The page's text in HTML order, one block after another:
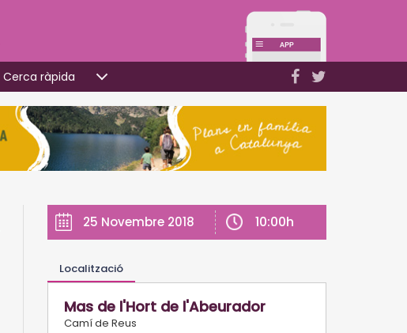
Cerca ràpida
25 Novembre 2018 10:00h
Localització
Mas de l'Hort de l'Abeurador
Camí de Reus